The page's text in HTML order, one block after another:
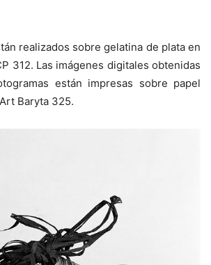
realizados sobre gelatina de plata en
312. Las imágenes digitales obtenidas
están impresas sobre papel
Baryta 325.